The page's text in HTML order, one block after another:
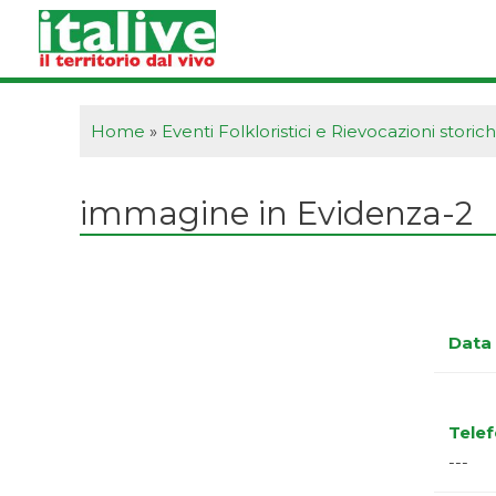
contenuto
Home » Eventi Folkloristici e Rievocazioni
immagine in Evidenza-2
Data
---